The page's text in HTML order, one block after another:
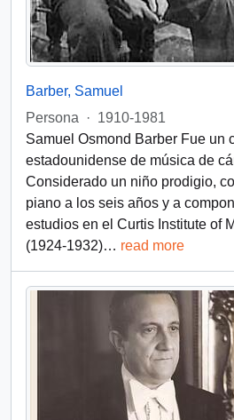
Barber, Samuel
Persona
· 1910-1981
Samuel Osmond Barber Fue un
estadounidense de música de
Considerado un niño prodigio,
piano a los seis años y a
estudios en el Curtis Institute of
(1924-1932)… read more